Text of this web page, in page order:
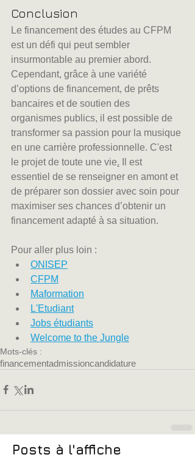
Conclusion
Le financement des études au CFPM
est un défi qui peut sembler
insurmontable au premier abord.
Cependant, grâce à une variété
d’options de financement, de prêts
bancaires et de soutien des
organismes publics, il est possible de
transformer sa passion pour la musique
en une carrière professionnelle. C'est
le projet de toute une vie. Il est
essentiel de se renseigner en amont et
de préparer son dossier avec soin pour
maximiser ses chances d’obtenir un
financement adapté à sa situation.
Pour aller plus loin :
ONISEP
CFPM
Maformation
L'Etudiant
Jobs étudiants
Welcome to the Jungle
Mots-clés :
financementadmissioncandidature
Posts à l'affiche